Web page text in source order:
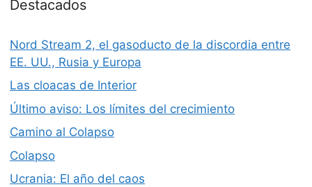
Destacados
Nord Stream 2, el gasoducto de la discordia entre
EE. UU., Rusia y Europa
Las cloacas de Interior
Último aviso: Los límites del crecimiento
Camino al Colapso
Colapso
Ucrania: El año del caos